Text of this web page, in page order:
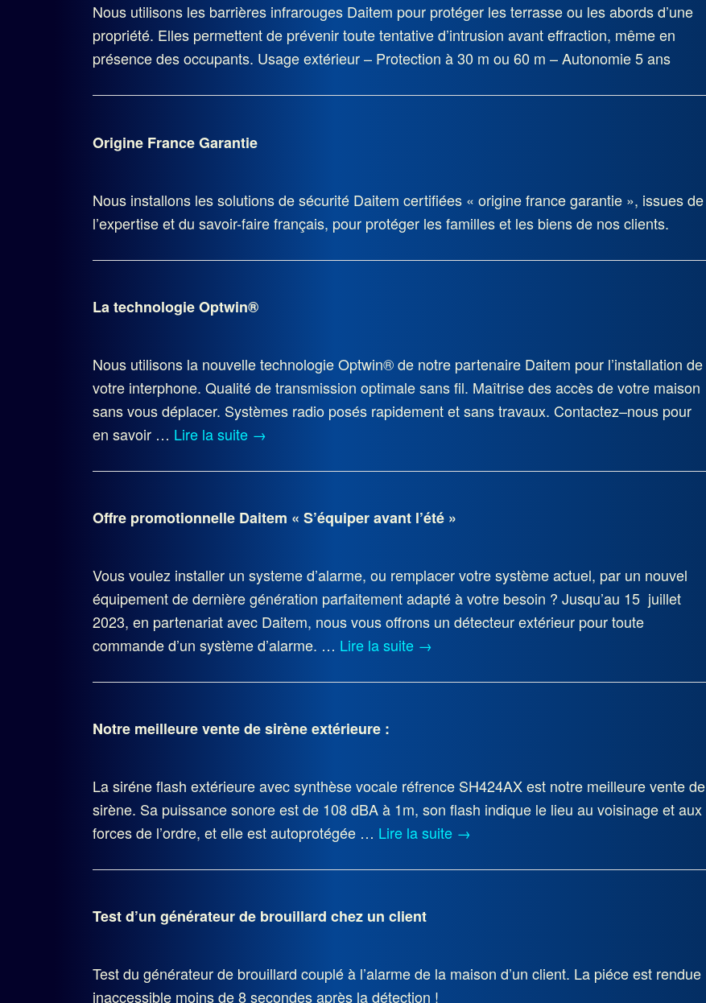
Nous utilisons les barrières infrarouges Daitem pour protéger les terrasse ou les abords d’une
propriété. Elles permettent de prévenir toute tentative d’intrusion avant effraction, même en
présence des occupants. Usage extérieur – Protection à 30 m ou 60 m – Autonomie 5 ans
Origine France Garantie
Nous installons les solutions de sécurité Daitem certifiées « origine france garantie », issues de
l’expertise et du savoir-faire français, pour protéger les familles et les biens de nos clients.
La technologie Optwin®
Nous utilisons la nouvelle technologie Optwin® de notre partenaire Daitem pour l’installation de
votre interphone. Qualité de transmission optimale sans fil. Maîtrise des accès de votre maison
sans vous déplacer. Systèmes radio posés rapidement et sans travaux. Contactez–nous pour
en savoir … Lire la suite →
Offre promotionnelle Daitem « S’équiper avant l’été »
Vous voulez installer un systeme d’alarme, ou remplacer votre système actuel, par un nouvel
équipement de dernière génération parfaitement adapté à votre besoin ? Jusqu’au 15 juillet
2023, en partenariat avec Daitem, nous vous offrons un détecteur extérieur pour toute
commande d’un système d’alarme. … Lire la suite →
Notre meilleure vente de sirène extérieure :
La siréne flash extérieure avec synthèse vocale réfrence SH424AX est notre meilleure vente de
sirène. Sa puissance sonore est de 108 dBA à 1m, son flash indique le lieu au voisinage et aux
forces de l’ordre, et elle est autoprotégée … Lire la suite →
Test d’un générateur de brouillard chez un client
Test du générateur de brouillard couplé à l’alarme de la maison d’un client. La piéce est rendue
inaccessible moins de 8 secondes après la détection !